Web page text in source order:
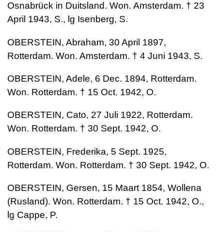
Osnabrück in Duitsland. Won. Amsterdam. † 23
April 1943, S., lg Isenberg, S.
OBERSTEIN, Abraham, 30 April 1897,
Rotterdam. Won. Amsterdam. † 4 Juni 1943, S.
OBERSTEIN, Adele, 6 Dec. 1894, Rotterdam.
Won. Rotterdam. † 15 Oct. 1942, O.
OBERSTEIN, Cato, 27 Juli 1922, Rotterdam.
Won. Rotterdam. † 30 Sept. 1942, O.
OBERSTEIN, Frederika, 5 Sept. 1925,
Rotterdam. Won. Rotterdam. † 30 Sept. 1942, O.
OBERSTEIN, Gersen, 15 Maart 1854, Wollena
(Rusland). Won. Rotterdam. † 15 Oct. 1942, O.,
lg Cappe, P.